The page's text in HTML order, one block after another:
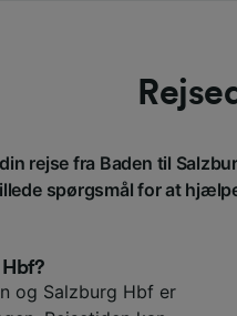
rejse fra Baden til
spørgsmål for at
og Salzburg Hbf er